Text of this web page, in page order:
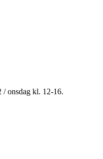
/ onsdag kl. 12-16.